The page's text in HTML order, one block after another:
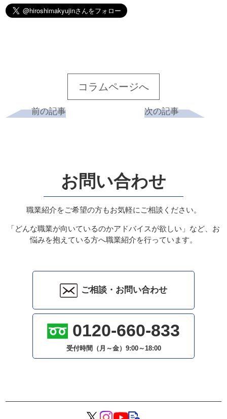
コラムページへ
前の記事 次の記事
お問い合わせ
職業紹介をご希望の方もお気軽にご相談ください。
「どんな職業が向いているのかアドバイスが欲しい」など、お
悩みを抱えている方へ職業紹介を行っています。
ご相談・お問い合わせ
0120-660-833
受付時間（月～金） 9:00～18:00